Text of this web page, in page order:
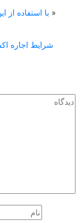
استفاده از این
اجاره اکسیژن ساز